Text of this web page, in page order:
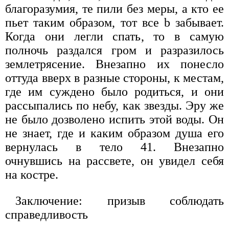
благоразумия, те пили без меры, а кто ее
пьет таким образом, тот все b забывает.
Когда они легли спать, то в самую
полночь раздался гром и разразилось
землетрясение. Внезапно их понесло
оттуда вверх в разные стороны, к местам,
где им суждено было родиться, и они
рассыпались по небу, как звезды. Эру же
не было дозволено испить этой воды. Он
не знает, где и каким образом душа его
вернулась в тело 41. Внезапно
очнувшись на рассвете, он увидел себя
на костре.
Заключение: призыв соблюдать
справедливость